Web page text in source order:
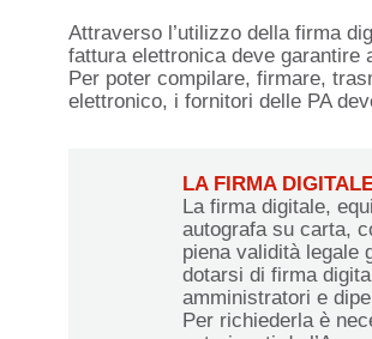
Attraverso l’utilizzo della firma
fattura elettronica deve garantire
Per poter compilare, firmare,
elettronico, i fornitori delle PA
LA FIRMA
La firma digitale,
autografa su carta,
piena validità legale
dotarsi di firma
amministratori e
Per richiederla è